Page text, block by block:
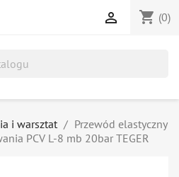
shopping_cart (0)

i warsztat
Przewód elastyczny
PCV L-8 mb 20bar TEGER